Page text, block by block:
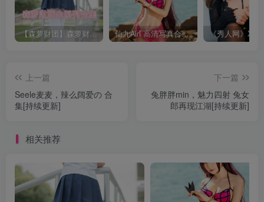
【森萝财团】森萝财团系列福利原版无水印合集下载[与本站内容同步更新] 仙九Airi 高清写真合集[持续更新]
上一篇
Seele麦麦，辣么阔爱の 合
集[持续更新]
下一篇
兔胖胖min，魅力四射 兔女
郎再现江湖[持续更新]
相关推荐